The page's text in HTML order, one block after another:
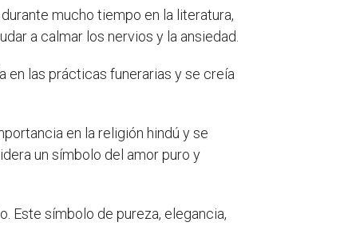
mucho tiempo en la literatura,
a calmar los nervios y la ansiedad.
en las prácticas funerarias y se creía
en la religión hindú y se
un símbolo del amor puro y
Este símbolo de pureza, elegancia,